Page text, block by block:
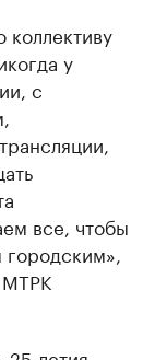
коллективу
у
с
все, чтобы
МТРК